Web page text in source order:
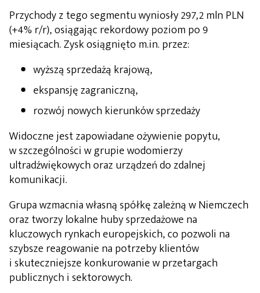
Przychody z tego segmentu wyniosły 297,2 mln PLN
(+4% r/r), osiągając rekordowy poziom po 9
miesiącach. Zysk osiągnięto m.in. przez:
wyższą sprzedażą krajową,
ekspansję zagraniczną,
rozwój nowych kierunków sprzedaży
Widoczne jest zapowiadane ożywienie popytu,
w szczególności w grupie wodomierzy
ultradźwiękowych oraz urządzeń do zdalnej
komunikacji.
Grupa wzmacnia własną spółkę zależną w Niemczech
oraz tworzy lokalne huby sprzedażowe na
kluczowych rynkach europejskich, co pozwoli na
szybsze reagowanie na potrzeby klientów
i skuteczniejsze konkurowanie w przetargach
publicznych i sektorowych.